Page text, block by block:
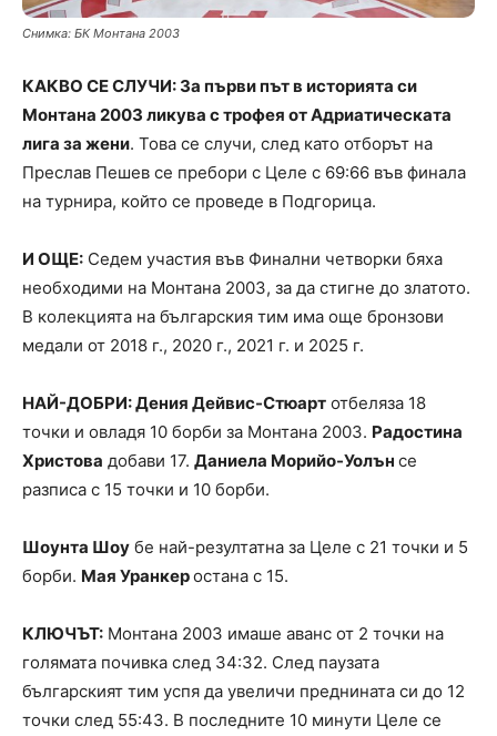
Снимка: БК Монтана 2003
КАКВО СЕ СЛУЧИ: За първи път в историята си
Монтана 2003 ликува с трофея от Адриатическата
лига за жени. Това се случи, след като отборът на
Преслав Пешев се пребори с Целе с 69:66 във финала
на турнира, който се проведе в Подгорица.
И ОЩЕ: Седем участия във Финални четворки бяха
необходими на Монтана 2003, за да стигне до златото.
В колекцията на българския тим има още бронзови
медали от 2018 г., 2020 г., 2021 г. и 2025 г.
НАЙ-ДОБРИ: Дения Дейвис-Стюарт отбеляза 18
точки и овладя 10 борби за Монтана 2003. Радостина
Христова добави 17. Даниела Морийо-Уолън се
разписа с 15 точки и 10 борби.
Шоунта Шоу бе най-резултатна за Целе с 21 точки и 5
борби. Мая Уранкеростана с 15.
КЛЮЧЪТ: Монтана 2003 имаше аванс от 2 точки на
голямата почивка след 34:32. След паузата
българският тим успя да увеличи преднината си до 12
точки след 55:43. В последните 10 минути Целе се